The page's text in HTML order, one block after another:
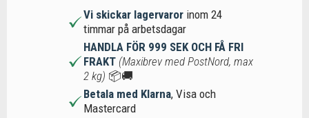
Vi skickar lagervaror inom 24
timmar på arbetsdagar
HANDLA FÖR 999 SEK OCH FÅ FRI
FRAKT (Maxibrev med PostNord, max
2 kg) 📦🚚
Betala med Klarna, Visa och
Mastercard